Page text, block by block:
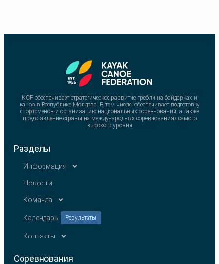
KCF обеспечивает стратегическое развитие гребли на байдарках и
каноэ в Республике Молдова. В том числе, обеспечивает подготовку
спортсменов и организацию национальных соревнований, а также
представление страны на международных соревнованиях самого
высокого уровня
Разделы
Информация
Новости
Команда
Календарь Результаты
Контакты
Соревнования